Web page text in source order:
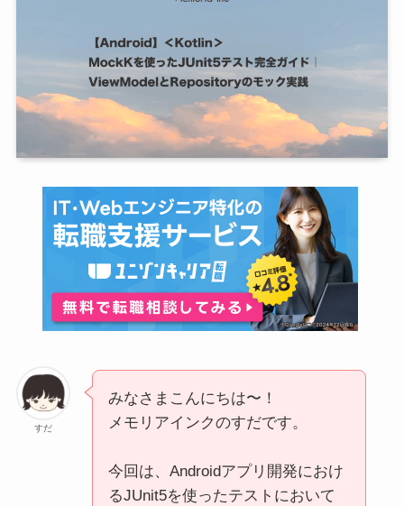
すだ
みなさまこんにちは〜！
メモリアインクのすだです。
今回は、Androidアプリ開発におけ
るJUnit5を使ったテストにおいて